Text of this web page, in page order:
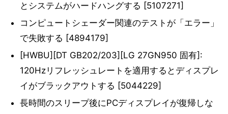
とシステムがハードハングする [5107271]
コンピュートシェーダー関連のテストが「エラー」
で失敗する [4894179]
[HWBU][DT GB202/203][LG 27GN950 固有]:
120Hzリフレッシュレートを適用するとディスプレ
イがブラックアウトする [5044229]
長時間のスリープ後にPCディスプレイが復帰しな